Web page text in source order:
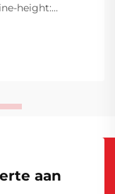
height:
aan